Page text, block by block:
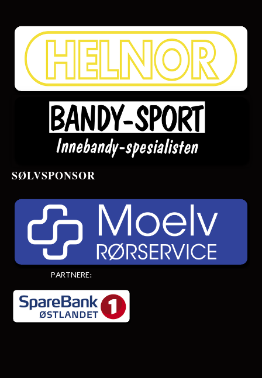
SØLVSPONSOR
PARTNERE: